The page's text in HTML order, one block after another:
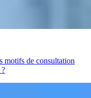
motifs de consultation